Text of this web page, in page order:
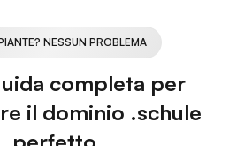
NESSUN PROBLEMA
completa per
il dominio .schule